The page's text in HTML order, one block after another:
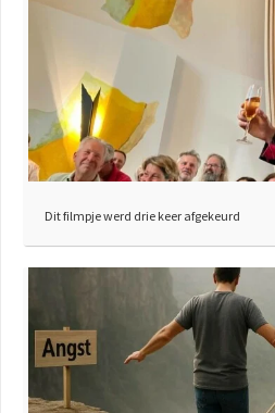
Dit filmpje werd drie keer afgekeurd